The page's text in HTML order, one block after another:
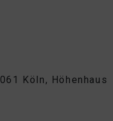
Köln, Höhenhaus